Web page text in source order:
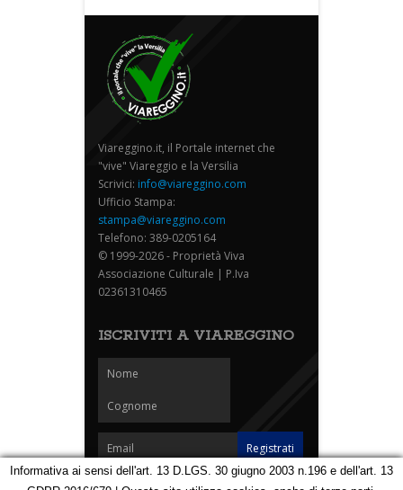
Viareggino.it, il Portale internet che
"vive" Viareggio e la Versilia
Scrivici: info@viareggino.com
Ufficio Stampa:
stampa@viareggino.com
Telefono: 389-0205164
© 1999-2026 - Proprietà Viva
Associazione Culturale | P.Iva
02361310465
ISCRIVITI A VIAREGGINO
Informativa ai sensi dell'art. 13 D.LGS. 30 giugno 2003 n.196 e dell'art. 13